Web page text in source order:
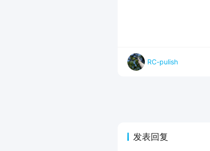
RC-pulish
发表回复